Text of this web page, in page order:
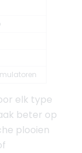
elk type
beter op
plooien